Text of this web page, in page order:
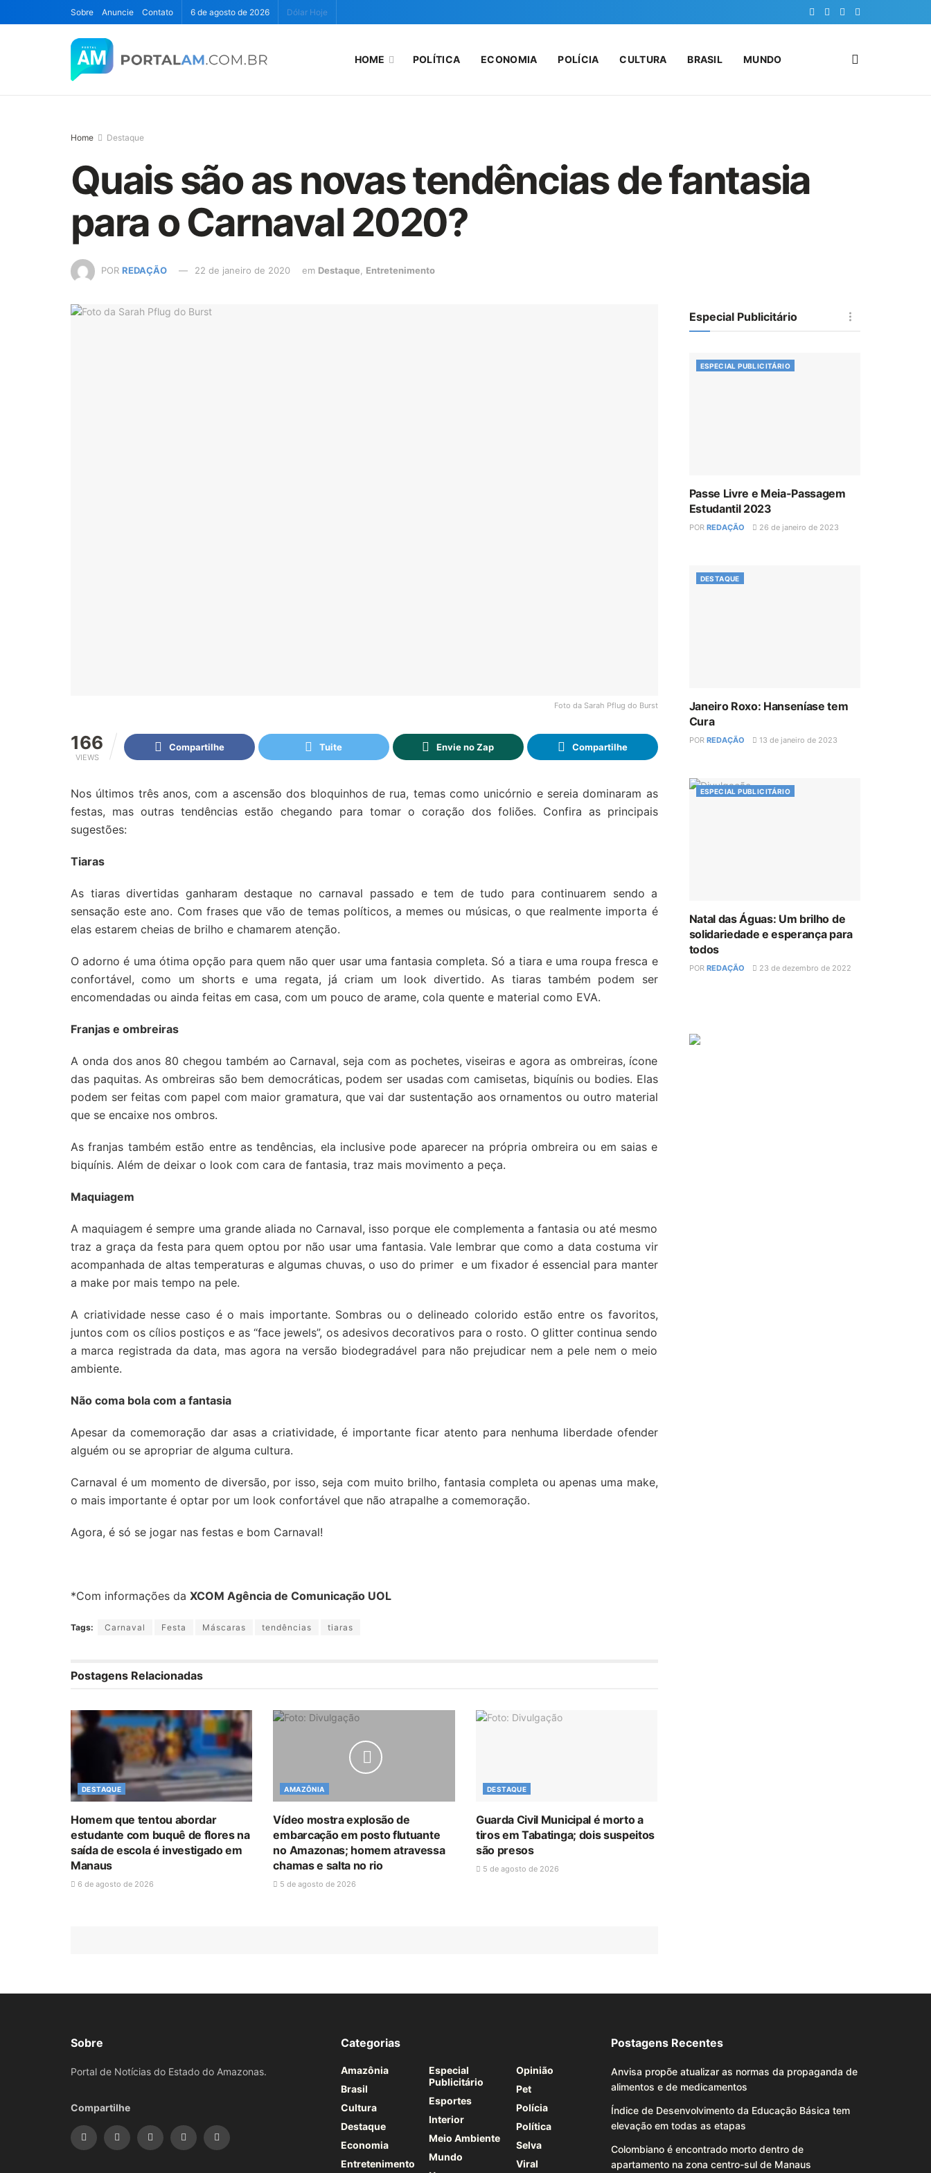
Sobre Anuncie Contato 6 de agosto de 2026 Dólar Hoje
HOME POLÍTICA ECONOMIA POLÍCIA CULTURA BRASIL MUNDO
Home Destaque
Quais são as novas tendências de fantasia
para o Carnaval 2020?
POR REDAÇÃO 22 de janeiro de 2020 em Destaque, Entretenimento
Foto da Sarah Pflug do Burst
166
VIEWS
Compartilhe Tuite Envie no Zap Compartilhe
Nos últimos três anos, com a ascensão dos bloquinhos de rua, temas como unicórnio e sereia dominaram as
festas, mas outras tendências estão chegando para tomar o coração dos foliões. Confira as principais
sugestões:
Tiaras
As tiaras divertidas ganharam destaque no carnaval passado e tem de tudo para continuarem sendo a
sensação este ano. Com frases que vão de temas políticos, a memes ou músicas, o que realmente importa é
elas estarem cheias de brilho e chamarem atenção.
O adorno é uma ótima opção para quem não quer usar uma fantasia completa. Só a tiara e uma roupa fresca e
confortável, como um shorts e uma regata, já criam um look divertido. As tiaras também podem ser
encomendadas ou ainda feitas em casa, com um pouco de arame, cola quente e material como EVA.
Franjas e ombreiras
A onda dos anos 80 chegou também ao Carnaval, seja com as pochetes, viseiras e agora as ombreiras, ícone
das paquitas. As ombreiras são bem democráticas, podem ser usadas com camisetas, biquínis ou bodies. Elas
podem ser feitas com papel com maior gramatura, que vai dar sustentação aos ornamentos ou outro material
que se encaixe nos ombros.
As franjas também estão entre as tendências, ela inclusive pode aparecer na própria ombreira ou em saias e
biquínis. Além de deixar o look com cara de fantasia, traz mais movimento a peça.
Maquiagem
A maquiagem é sempre uma grande aliada no Carnaval, isso porque ele complementa a fantasia ou até mesmo
traz a graça da festa para quem optou por não usar uma fantasia. Vale lembrar que como a data costuma vir
acompanhada de altas temperaturas e algumas chuvas, o uso do primer e um fixador é essencial para manter
a make por mais tempo na pele.
A criatividade nesse caso é o mais importante. Sombras ou o delineado colorido estão entre os favoritos,
juntos com os cílios postiços e as “face jewels”, os adesivos decorativos para o rosto. O glitter continua sendo
a marca registrada da data, mas agora na versão biodegradável para não prejudicar nem a pele nem o meio
ambiente.
Não coma bola com a fantasia
Apesar da comemoração dar asas a criatividade, é importante ficar atento para nenhuma liberdade ofender
alguém ou se apropriar de alguma cultura.
Carnaval é um momento de diversão, por isso, seja com muito brilho, fantasia completa ou apenas uma make,
o mais importante é optar por um look confortável que não atrapalhe a comemoração.
Agora, é só se jogar nas festas e bom Carnaval!
*Com informações da XCOM Agência de Comunicação UOL
Tags: Carnaval Festa Máscaras tendências tiaras
Postagens Relacionadas
DESTAQUE
Homem que tentou abordar
estudante com buquê de flores na
saída de escola é investigado em
Manaus
6 de agosto de 2026
AMAZÔNIA
Vídeo mostra explosão de
embarcação em posto flutuante
no Amazonas; homem atravessa
chamas e salta no rio
5 de agosto de 2026
DESTAQUE
Guarda Civil Municipal é morto a
tiros em Tabatinga; dois suspeitos
são presos
5 de agosto de 2026
Especial Publicitário
ESPECIAL PUBLICITÁRIO
Passe Livre e Meia-Passagem
Estudantil 2023
POR REDAÇÃO 26 de janeiro de 2023
DESTAQUE
Janeiro Roxo: Hanseníase tem
Cura
POR REDAÇÃO 13 de janeiro de 2023
ESPECIAL PUBLICITÁRIO
Natal das Águas: Um brilho de
solidariedade e esperança para
todos
POR REDAÇÃO 23 de dezembro de 2022
Sobre
Portal de Notícias do Estado do Amazonas.
Compartilhe
Categorias
Amazônia
Brasil
Cultura
Destaque
Economia
Entretenimento
Especial
Publicitário
Esportes
Interior
Meio Ambiente
Mundo
Opinião
Pet
Polícia
Política
Selva
Viral
Postagens Recentes
Anvisa propõe atualizar as normas da propaganda de
alimentos e de medicamentos
Índice de Desenvolvimento da Educação Básica tem
elevação em todas as etapas
Colombiano é encontrado morto dentro de
apartamento na zona centro-sul de Manaus